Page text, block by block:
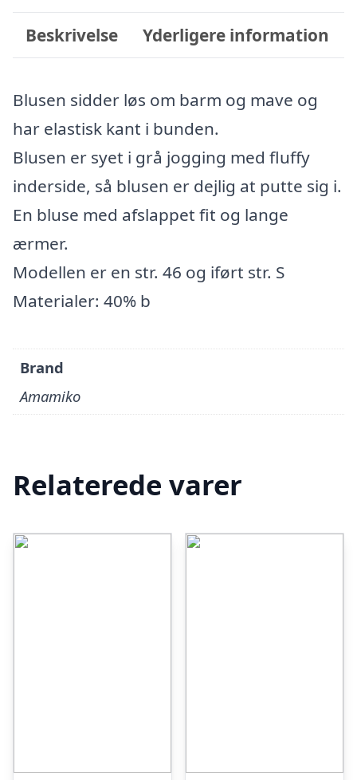
Beskrivelse Yderligere information
Blusen sidder løs om barm og mave og
har elastisk kant i bunden.
Blusen er syet i grå jogging med fluffy
inderside, så blusen er dejlig at putte sig i.
En bluse med afslappet fit og lange
ærmer.
Modellen er en str. 46 og iført str. S
Materialer: 40% b
Brand
Amamiko
Relaterede varer